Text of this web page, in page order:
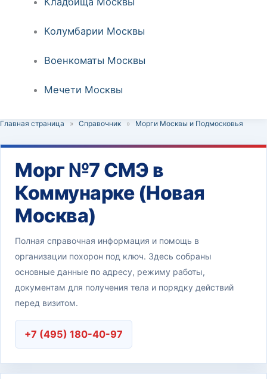
Колумбарии Москвы
Военкоматы Москвы
Мечети Москвы
Главная страница » Справочник » Морги Москвы и Подмосковья
Морг №7 СМЭ в
Коммунарке (Новая
Москва)
Полная справочная информация и помощь в
организации похорон под ключ. Здесь собраны
основные данные по адресу, режиму работы,
документам для получения тела и порядку действий
перед визитом.
+7 (495) 180-40-97